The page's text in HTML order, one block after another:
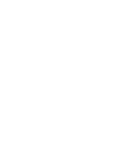
用ください。
庫設定用CSV』
して下さい。